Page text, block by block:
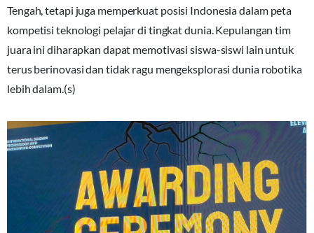
Tengah, tetapi juga memperkuat posisi Indonesia dalam peta
kompetisi teknologi pelajar di tingkat dunia. Kepulangan tim
juara ini diharapkan dapat memotivasi siswa-siswi lain untuk
terus berinovasi dan tidak ragu mengeksplorasi dunia robotika
lebih dalam.(s)